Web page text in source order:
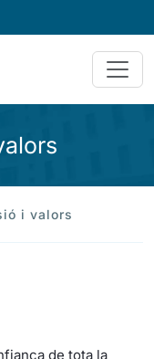
i valors
de tota la